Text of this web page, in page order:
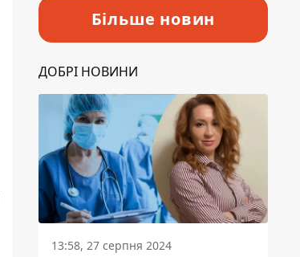
Більше новин
ДОБРІ НОВИНИ
13:58, 27 серпня 2024